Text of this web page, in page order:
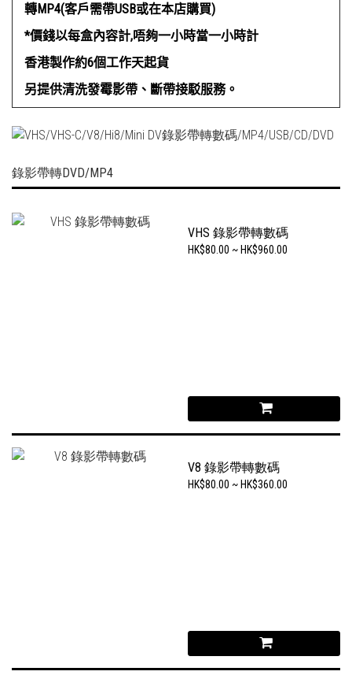
轉MP4(客戶需帶USB或在本店購買)
*價錢以每盒內容計,唔夠一小時當一小時計
香港製作約6個工作天起貨
另提供清洗發霉影帶、斷帶接駁服務。
錄影帶轉DVD/MP4
VHS 錄影帶轉數碼
HK$80.00 ~ HK$960.00
V8 錄影帶轉數碼
HK$80.00 ~ HK$360.00